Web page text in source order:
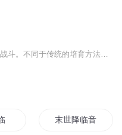
末世降临音之女王